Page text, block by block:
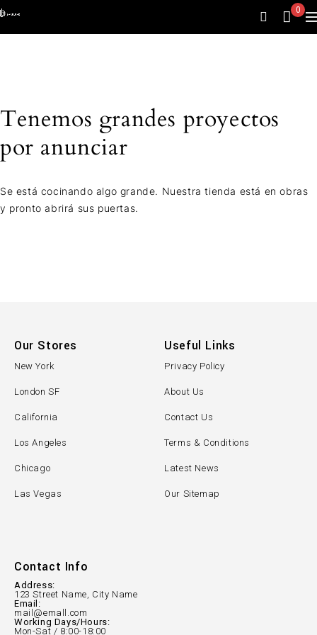
0
Tenemos grandes proyectos
por anunciar
Se está cocinando algo grande. Nuestra tienda está en obras
y pronto abrirá sus puertas.
Contact Info
Address:
123 Street Name, City Name
Email:
mail@emall.com
Working Days/Hours:
Mon-Sat / 8:00-18:00
Our Stores
New York
London SF
California
Los Angeles
Chicago
Las Vegas
Useful Links
Privacy Policy
About Us
Contact Us
Terms & Conditions
Latest News
Our Sitemap